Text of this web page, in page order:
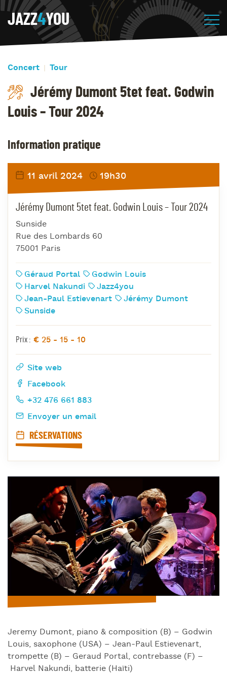
JAZZ4YOU
Concert Tour
Jérémy Dumont 5tet feat. Godwin
Louis – Tour 2024
Jeremy Dumont, piano & composition (B) – Godwin
Louis, saxophone (USA) – Jean-Paul Estievenart,
trompette (B) – Geraud Portal, contrebasse (F) –
Harvel Nakundi, batterie (Haïti)
Information pratique
11 avril 2024 19h30
Jérémy Dumont 5tet feat. Godwin Louis – Tour 2024
Sunside
Rue des Lombards 60
75001 Paris
Géraud Portal
Godwin Louis
Harvel Nakundi
Jazz4you
Jean-Paul Estievenart
Jérémy Dumont
Sunside
Prix : € 25 - 15 - 10
Site web
Facebook
+32 476 661 883
Envoyer un email
RÉSERVATIONS